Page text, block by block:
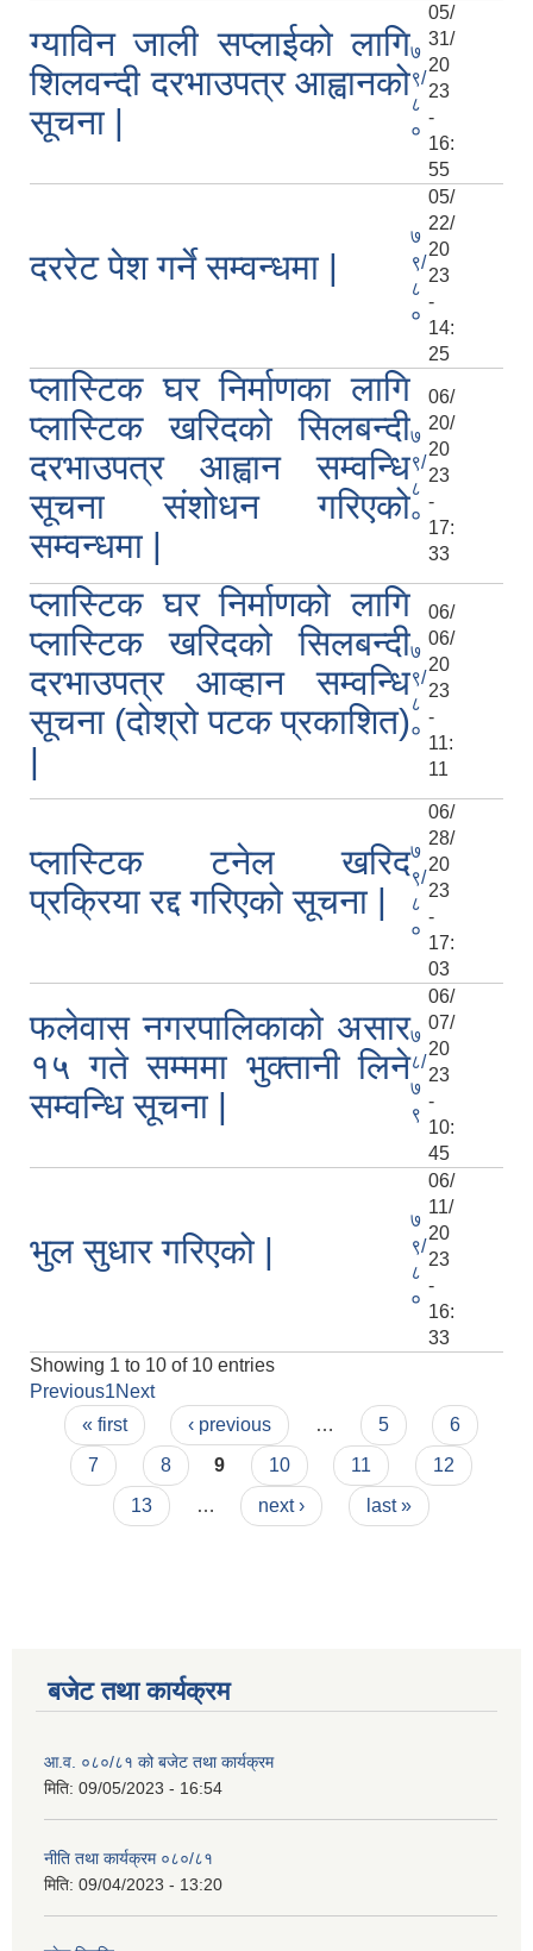
ग्याविन जाली सप्लाईको लागि
शिलवन्दी दरभाउपत्र आह्वानको
सूचना |
७
९/
८
०
05/
31/
20
23
-
16:
55
दररेट पेश गर्ने सम्वन्धमा |
७
९/
८
०
05/
22/
20
23
-
14:
25
प्लास्टिक घर निर्माणका लागि
प्लास्टिक खरिदको सिलबन्दी
दरभाउपत्र आह्वान सम्वन्धि
सूचना संशोधन गरिएको
सम्वन्धमा |
७
९/
८
०
06/
20/
20
23
-
17:
33
प्लास्टिक घर निर्माणको लागि
प्लास्टिक खरिदको सिलबन्दी
दरभाउपत्र आव्हान सम्वन्धि
सूचना (दोश्रो पटक प्रकाशित)
|
७
९/
८
०
06/
06/
20
23
-
11:
11
प्लास्टिक टनेल खरिद
प्रक्रिया रद्द गरिएको सूचना |
७
९/
८
०
06/
28/
20
23
-
17:
03
फलेवास नगरपालिकाको असार
१५ गते सम्ममा भुक्तानी लिने
सम्वन्धि सूचना |
७
८/
७
९
06/
07/
20
23
-
10:
45
भुल सुधार गरिएको |
७
९/
८
०
06/
11/
20
23
-
16:
33
Showing 1 to 10 of 10 entries
Previous1Next
Pages
« first ‹ previous … 5
6
7
8 9 10 11
12
13
… next › last »
बजेट तथा कार्यक्रम
आ.व. ०८०/८१ को बजेट तथा कार्यक्रम
मिति: 09/05/2023 - 16:54
नीति तथा कार्यक्रम ०८०/८१
मिति: 09/04/2023 - 13:20